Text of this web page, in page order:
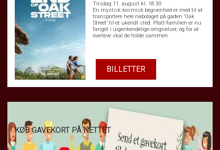
Tirsdag 11. august kl. 18:30
En mystisk kosmisk begivenhed er med til at
transportere hele nabolaget på gaden ’Oak
Street’ til et ukendt sted. Platt-familien er nu
fanget i uigenkendelige omgivelser, og for at
overleve skal de holde sammen.
BILLETTER
KØB GAVEKORT PÅ NETTET